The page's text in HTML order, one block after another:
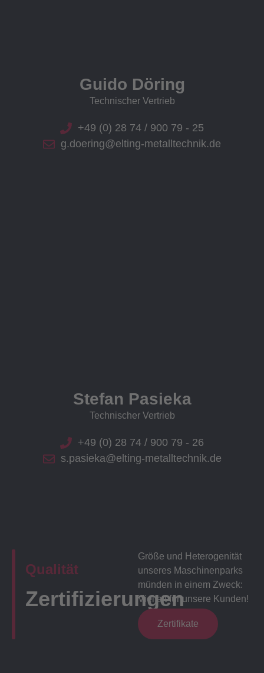
Guido Döring
Technischer Vertrieb
+49 (0) 28 74 / 900 79 - 25
g.doering@elting-metalltechnik.de
Stefan Pasieka
Technischer Vertrieb
+49 (0) 28 74 / 900 79 - 26
s.pasieka@elting-metalltechnik.de
Qualität
Zertifizierungen
Größe und Heterogenität
unseres Maschinenparks
münden in einem Zweck:
Vielfalt für unsere Kunden!
Zertifikate